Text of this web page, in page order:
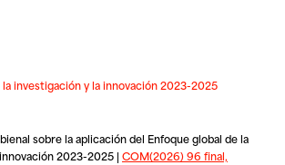
la investigación y la innovación 2023-2025
sobre la aplicación del Enfoque global de la
2023-2025 | COM(2026) 96 final,